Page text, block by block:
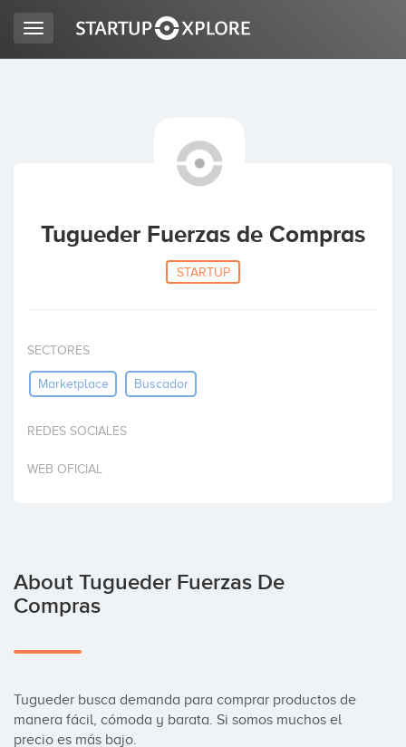
ACCESS
Home
Invest
Toggle
navigation
Tugueder Fuerzas de Compras
STARTUP
SECTORES
Marketplace Buscador
REDES SOCIALES
WEB OFICIAL
About Tugueder Fuerzas De
Compras
Tugueder busca demanda para comprar productos de
manera fácil, cómoda y barata. Si somos muchos el
precio es más bajo.